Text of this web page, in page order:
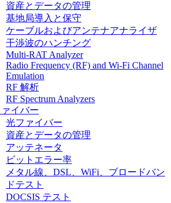
資産とデータの管理
基地局導入と保守
ケーブルおよびアンテナアナライザ
干渉波のハンチング
Multi-RAT Analyzer
Radio Frequency (RF) and Wi-Fi Channel
Emulation
RF 解析
RF Spectrum Analyzers
イバー
光ファイバー
資産とデータの管理
アッテネータ
ビットエラー率
メタル線、DSL、WiFi、ブロードバン
ドテスト
DOCSIS テスト